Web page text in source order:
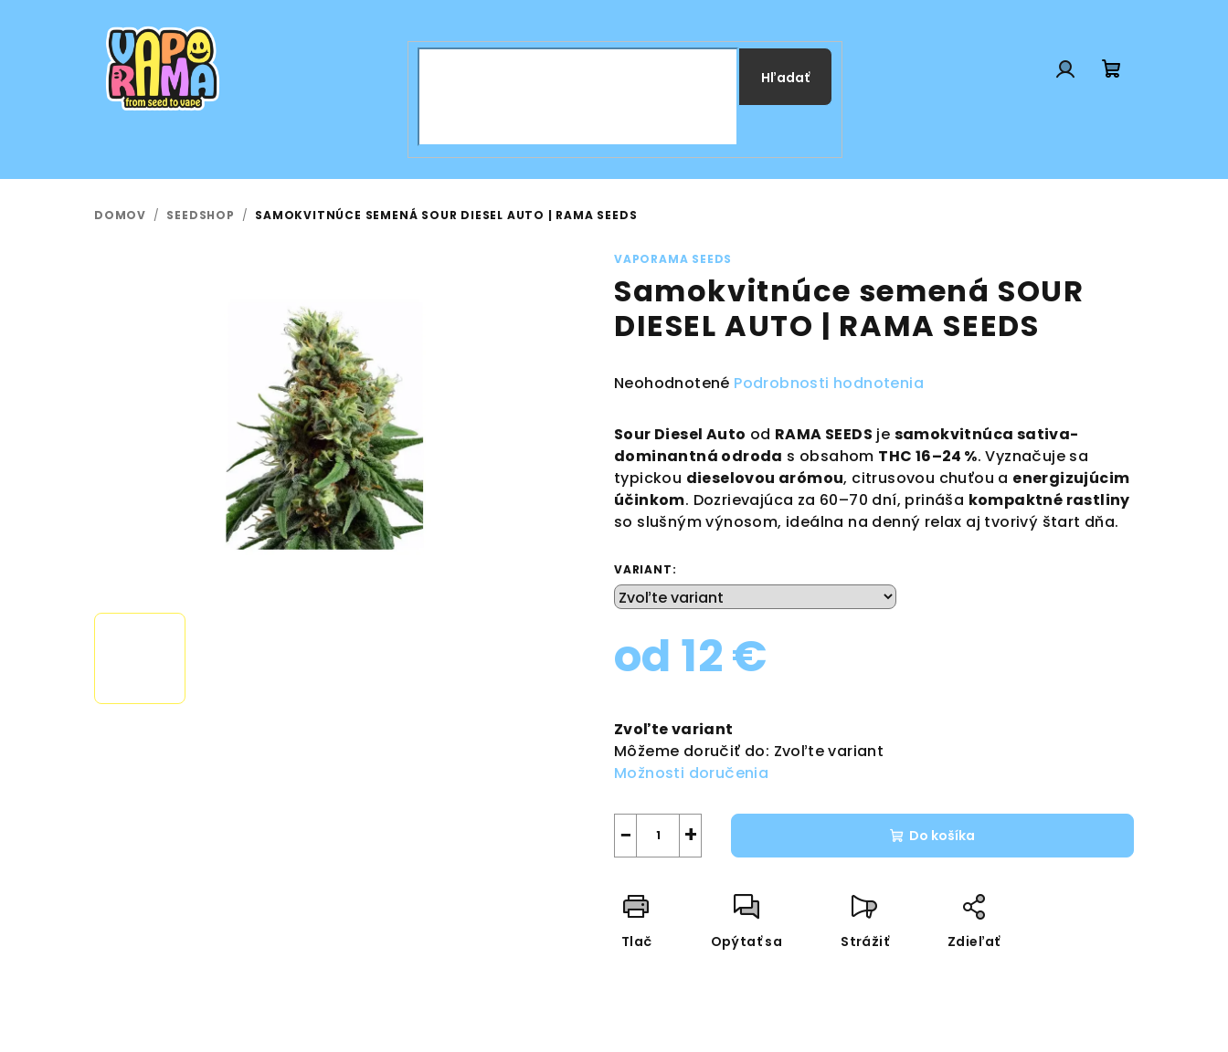
Hľadať
DOMOV / SEEDSHOP / SAMOKVITNÚCE SEMENÁ SOUR DIESEL AUTO | RAMA SEEDS
VAPORAMA SEEDS
Samokvitnúce semená SOUR
DIESEL AUTO | RAMA SEEDS
Priemerné
produktu
je
0,0
z
5
hviezdičiek.
Neohodnotené Podrobnosti hodnotenia
Sour Diesel Auto od RAMA SEEDS je samokvitnúca sativa-
dominantná odroda s obsahom THC 16–24 %. Vyznačuje sa
typickou dieselovou arómou, citrusovou chuťou a energizujúcim
účinkom. Dozrievajúca za 60–70 dní, prináša kompaktné rastliny
so slušným výnosom, ideálna na denný relax aj tvorivý štart dňa.
VARIANT:
od 12 €
cena:
Zvoľte variant
Môžeme doručiť do: Zvoľte variant
Možnosti doručenia
+
− Do košíka
Tlač Opýtať sa Strážiť Zdieľať